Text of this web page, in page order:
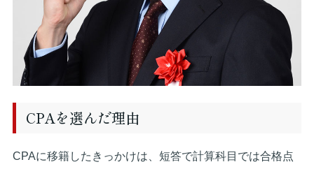
CPAを選んだ理由
CPAに移籍したきっかけは、短答で計算科目では合格点